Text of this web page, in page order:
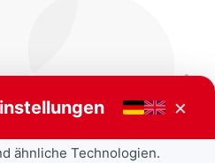
×
ähnliche Technologien.